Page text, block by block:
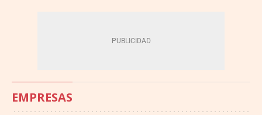
EMPRESAS